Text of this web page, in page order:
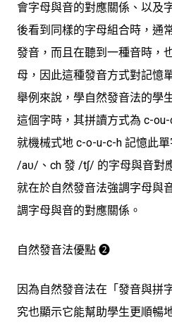
會字母與音的對應關係、以及
後看到同樣的字母組合時，通
發音，而且在聽到一種音時，
母，因此這種發音方式對記憶
舉例來說，學自然發音法的學
這個字時，其拼讀方式為 c-
就機械式地 c-o-u-c-h 記憶此
/aᴜ/、ch 發 /tʃ/ 的字母與音對
就在於自然發音法強調字母與
調字母與音的對應關係。
自然發音法優點 ➋
因為自然發音法在「發音與拼
究也顯示它能幫助學生更順暢